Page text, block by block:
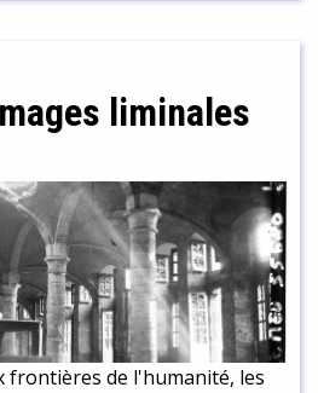
liminales
frontières de l'humanité, les